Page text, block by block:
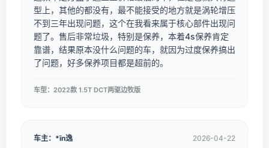
型上，其他的都没有，最不能接受的地方就是涡轮增压
不到三年出现问题，这个在我看来属于核心部件出现问
题了。售后非常垃圾，特别是保养，本着4s保养肯定
靠谱，结果原本没什么问题的车，就因为过度保养搞出
了问题，好多保养项目都是超前的。
车型：2022款 1.5T DCT两驱边牧版
车主：*īn逸 2026-04-22